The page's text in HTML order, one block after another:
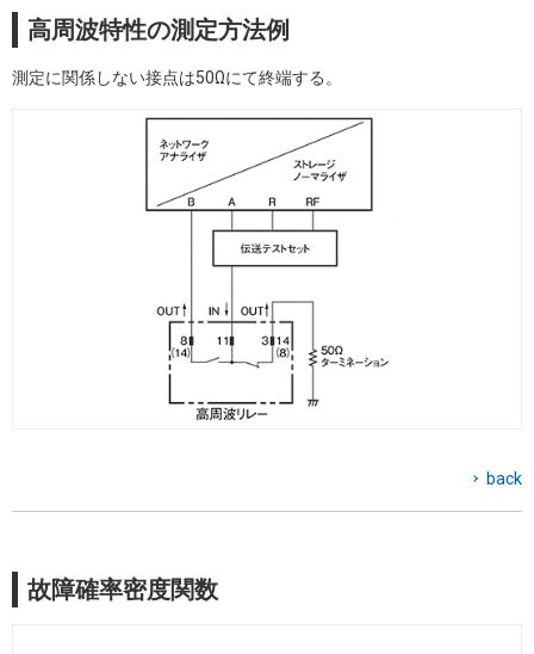
高周波特性の測定方法例
測定に関係しない接点は50Ωにて終端する。
back
故障確率密度関数